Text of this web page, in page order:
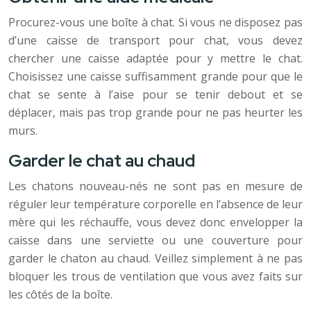
Procurez-vous une boîte à chat. Si vous ne disposez pas
d’une caisse de transport pour chat, vous devez
chercher une caisse adaptée pour y mettre le chat.
Choisissez une caisse suffisamment grande pour que le
chat se sente à l’aise pour se tenir debout et se
déplacer, mais pas trop grande pour ne pas heurter les
murs.
Garder le chat au chaud
Les chatons nouveau-nés ne sont pas en mesure de
réguler leur température corporelle en l’absence de leur
mère qui les réchauffe, vous devez donc envelopper la
caisse dans une serviette ou une couverture pour
garder le chaton au chaud. Veillez simplement à ne pas
bloquer les trous de ventilation que vous avez faits sur
les côtés de la boîte.